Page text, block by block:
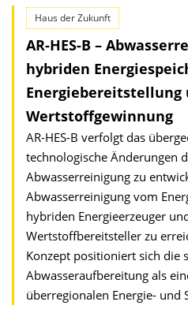
Haus der Zukunft
AR-HES-B –
hybriden
Energiebereitstellung
Wertstoffgewinnung
AR-HES-B verfolgt das
technologische Änderungen
Abwasserreinigung zu
Abwasserreinigung vom
hybriden Energieerzeuger
Wertstoffbereitsteller zu
Konzept positioniert sich die
Abwasseraufbereitung als
überregionalen Energie- und